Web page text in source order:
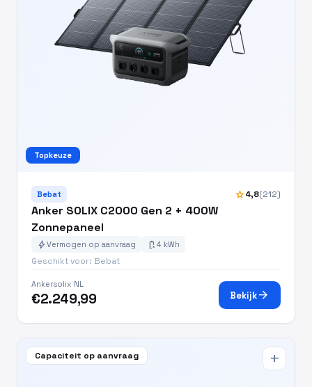
Topkeuze
Bebat star4,8(212)
Anker SOLIX C2000 Gen 2 + 400W
Zonnepaneel
boltVermogen op aanvraag battery_charging_full 4 kWh
Geschikt voor: Bebat
Ankersolix NL
€2.249,99 Bekijkarrow_forward
Capaciteit op aanvraag add